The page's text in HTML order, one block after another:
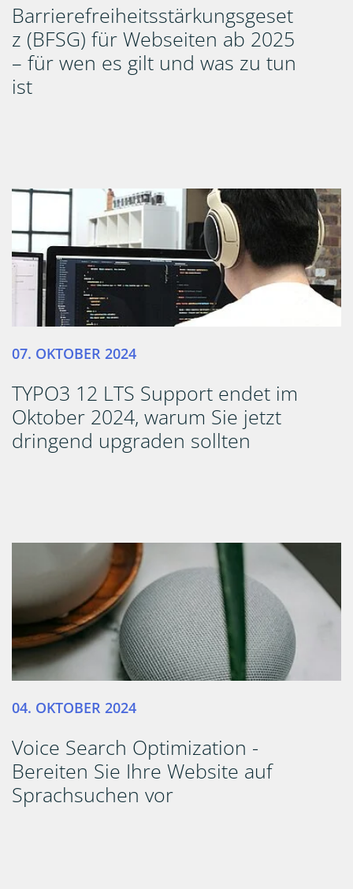
Barrierefreiheitsstärkungsgeset
z (BFSG) für Webseiten ab 2025
– für wen es gilt und was zu tun
ist
07. OKTOBER 2024
TYPO3 12 LTS Support endet im
Oktober 2024, warum Sie jetzt
dringend upgraden sollten
04. OKTOBER 2024
Voice Search Optimization -
Bereiten Sie Ihre Website auf
Sprachsuchen vor